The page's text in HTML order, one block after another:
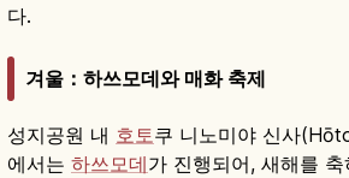
다.
겨울：하쓰모데와 매화 축제
성지공원 내 호토쿠 니노미야 신사
에서는 하쓰모데가 진행되어, 새해를